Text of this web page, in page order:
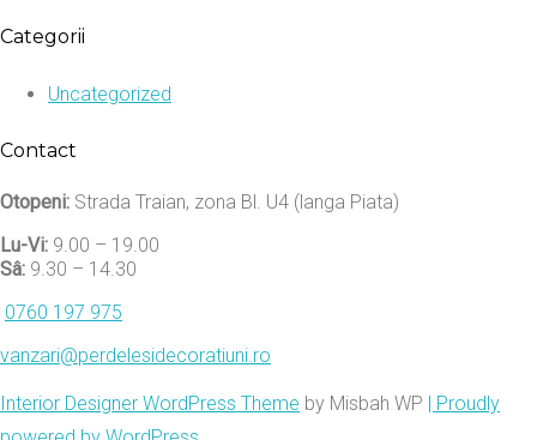
Categorii
Uncategorized
Contact
Otopeni: Strada Traian, zona Bl. U4 (langa Piata)
Lu-Vi: 9.00 – 19.00
Sâ: 9.30 – 14.30
0760 197 975
vanzari@perdelesidecoratiuni.ro
Interior Designer WordPress Theme by Misbah WP
| Proudly